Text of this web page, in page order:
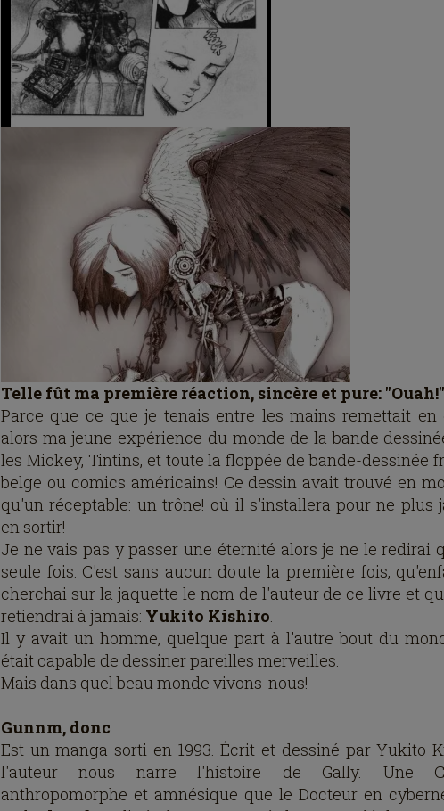
Telle fût ma première réaction, sincère et pure: "Ouah!"
Parce que ce que je tenais entre les mains remettait en
alors ma jeune expérience du monde de la bande
les Mickey, Tintins, et toute la floppée de bande-dessinée
belge ou comics américains! Ce dessin avait trouvé en
qu'un réceptable: un trône! où il s'installera pour ne plus
en sortir!
Je ne vais pas y passer une éternité alors je ne le redirai
seule fois: C'est sans aucun doute la première fois,
cherchai sur la jaquette le nom de l'auteur de ce livre et
retiendrai à jamais: Yukito Kishiro
Il y avait un homme, quelque part à l'autre bout du
était capable de dessiner pareilles merveilles.
Mais dans quel beau monde vivons-nous!
Gunnm, donc
Est un manga sorti en 1993. Écrit et dessiné par Yukito
l'auteur nous narre l'histoire de Gally. Une
anthropomorphe et amnésique que le Docteur en